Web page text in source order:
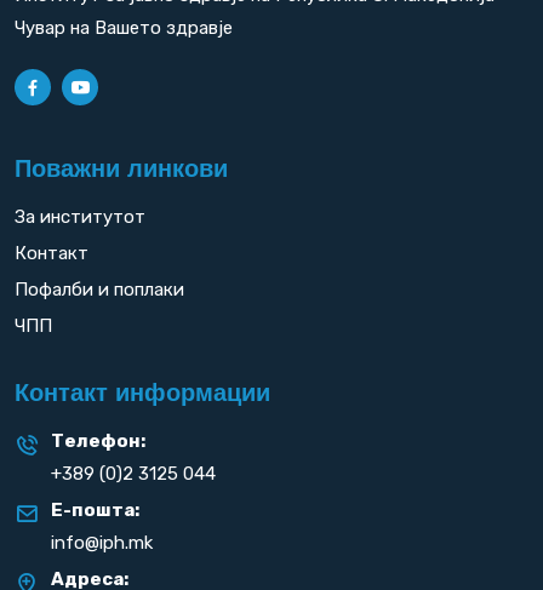
Чувар на Вашето здравје
Поважни линкови
За институтот
Контакт
Пофалби и поплаки
ЧПП
Контакт информации
Телефон:
+389 (0)2 3125 044
Е-пошта:
info@iph.mk
Адреса: